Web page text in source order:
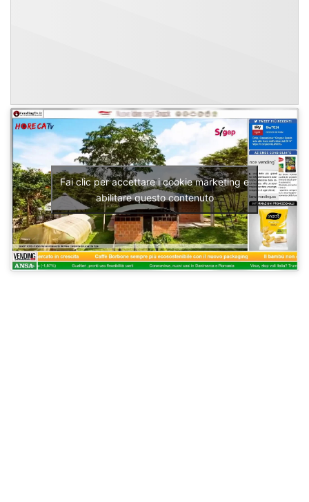
Fai clic per accettare i cookie marketing e
abilitare questo contenuto